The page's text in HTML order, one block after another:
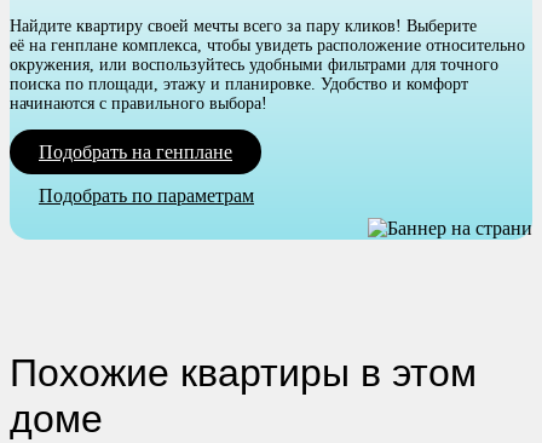
Найдите квартиру своей мечты всего за пару кликов! Выберите
её на генплане комплекса, чтобы увидеть расположение относительно
окружения, или воспользуйтесь удобными фильтрами для точного
поиска по площади, этажу и планировке. Удобство и комфорт
начинаются с правильного выбора!
Подобрать на генплане
Подобрать по параметрам
Похожие квартиры в этом
доме